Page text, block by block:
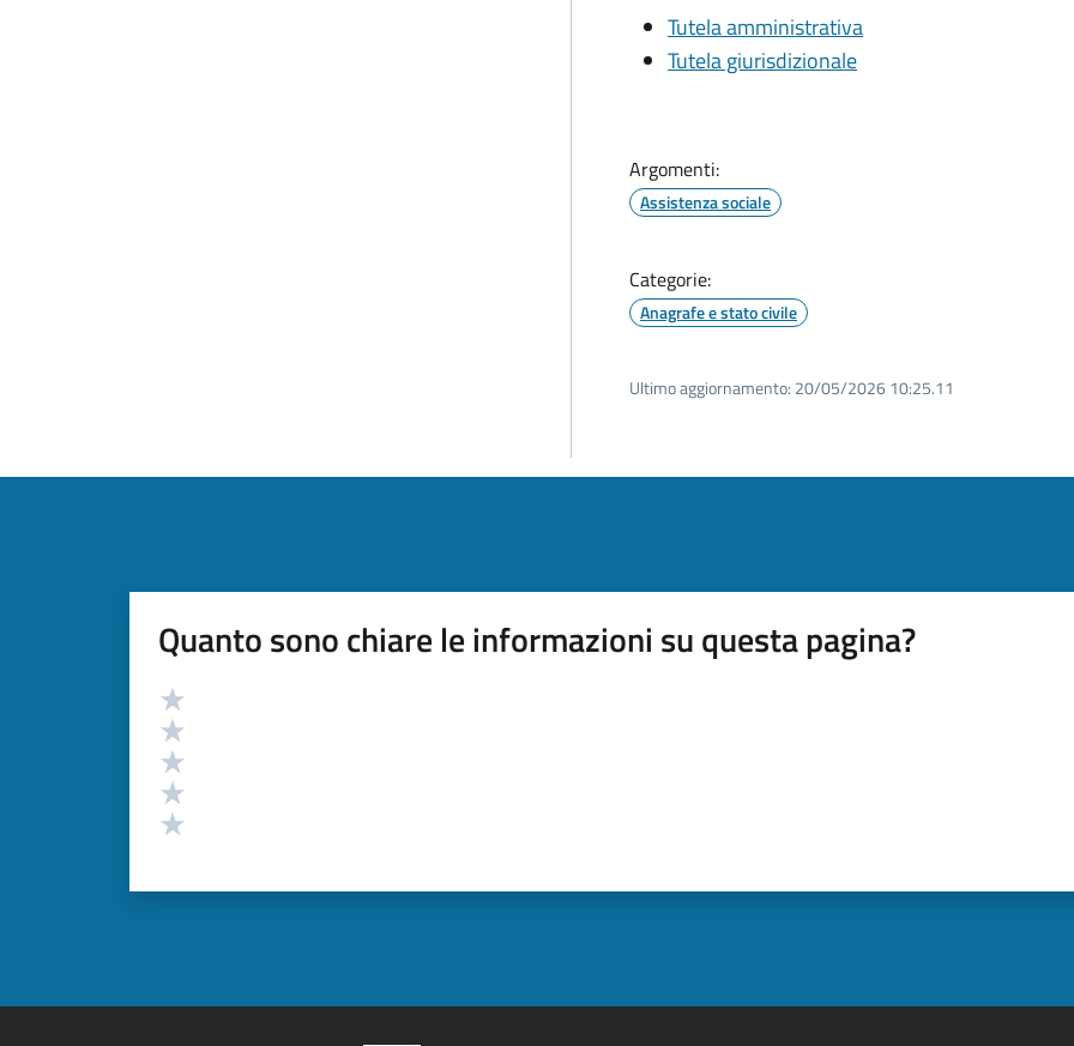
Tutela amministrativa
Tutela giurisdizionale
Argomenti:
Assistenza sociale
Categorie:
Anagrafe e stato civile
Ultimo aggiornamento: 20/05/2026 10:25.11
Quanto sono chiare le informazioni su questa pagina?
Valutazione